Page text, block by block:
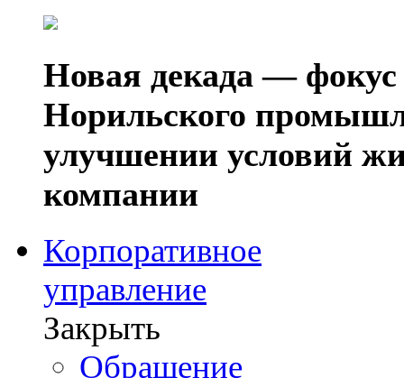
Новая декада — фокус
Норильского
улучшении условий
компании
Корпоративное
управление
Закрыть
Обращение